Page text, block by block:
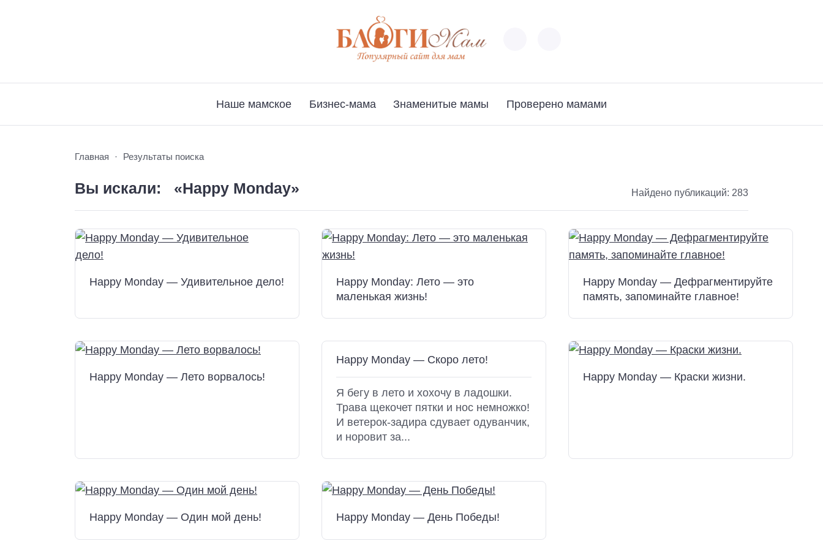
Наше мамское Бизнес-мама Знаменитые мамы Проверено мамами
Главная Результаты поиска
Вы искали: «Happy Monday» Найдено публикаций: 283
Happy Monday — Удивительное дело!
Happy Monday: Лето — это
маленькая жизнь!
Happy Monday — Дефрагментируйте
память, запоминайте главное!
Happy Monday — Лето ворвалось!
Happy Monday — Скоро лето!
Я бегу в лето и хохочу в ладошки.
Трава щекочет пятки и нос немножко!
И ветерок-задира сдувает одуванчик,
и норовит за...
Happy Monday — Краски жизни.
Happy Monday — Один мой день! Happy Monday — День Победы!